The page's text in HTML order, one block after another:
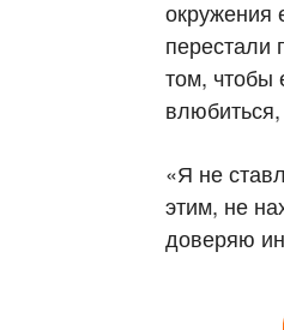
окружения
перестали
том, чтобы
«Я не
этим, не
доверяю